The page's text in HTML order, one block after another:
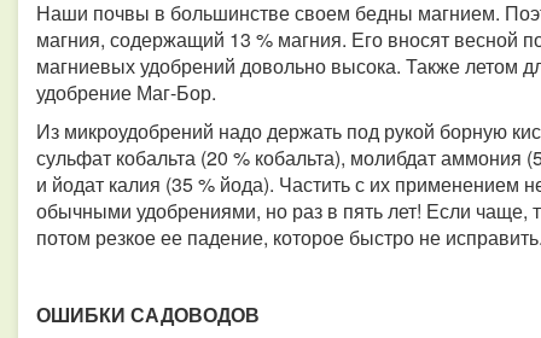
Наши почвы в большинстве своем бедны магнием.
магния, содержащий 13 % магния. Его вносят весной
магниевых удобрений довольно высока. Также летом
удобрение Маг-Бор.
Из микроудобрений надо держать под рукой борную
сульфат кобальта (20 % кобальта), молибдат аммония
и йодат калия (35 % йода). Частить с их применением
обычными удобрениями, но раз в пять лет! Если чаще,
потом резкое ее падение, которое быстро не
ОШИБКИ САДОВОДОВ